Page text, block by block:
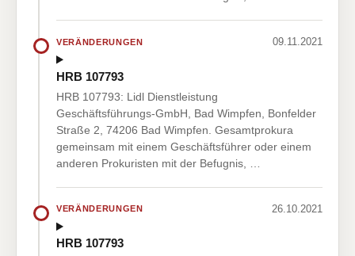
VERÄNDERUNGEN 09.11.2021
HRB 107793
HRB 107793: Lidl Dienstleistung
Geschäftsführungs-GmbH, Bad Wimpfen, Bonfelder
Straße 2, 74206 Bad Wimpfen. Gesamtprokura
gemeinsam mit einem Geschäftsführer oder einem
anderen Prokuristen mit der Befugnis, …
VERÄNDERUNGEN 26.10.2021
HRB 107793